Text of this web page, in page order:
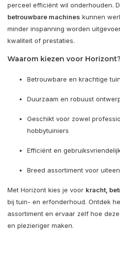
perceel efficiënt wil onderhouden.
betrouwbare machines kunnen
minder inspanning worden
kwaliteit of prestaties.
Waarom kiezen voor Horizont?
Betrouwbare en krachtige
Duurzaam en robuust
Geschikt voor zowel
hobbytuiniers
Efficiënt en
Breed assortiment voor
Met Horizont kies je voor kracht,
bij tuin- en erfonderhoud. Ontdek
assortiment en ervaar zelf hoe
en plezieriger maken.